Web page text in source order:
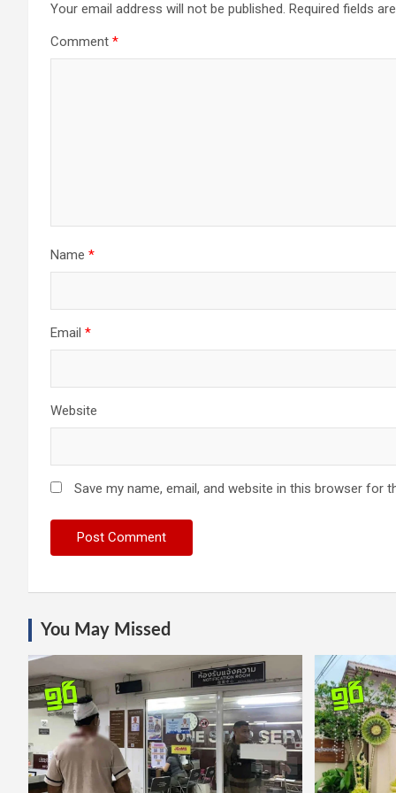
Your email address will not be published. Required fields
Comment *
Name *
Email *
Website
Save my name, email, and website in this browser for
You May Missed